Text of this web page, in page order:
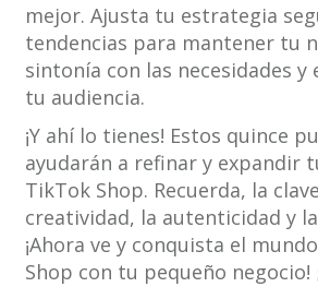
mejor. Ajusta tu estrategia
tendencias para mantener tu
sintonía con las necesidades y
tu audiencia.
¡Y ahí lo tienes! Estos quince
ayudarán a refinar y expandir
TikTok Shop. Recuerda, la
creatividad, la autenticidad y
¡Ahora ve y conquista el
Shop con tu pequeño negocio!